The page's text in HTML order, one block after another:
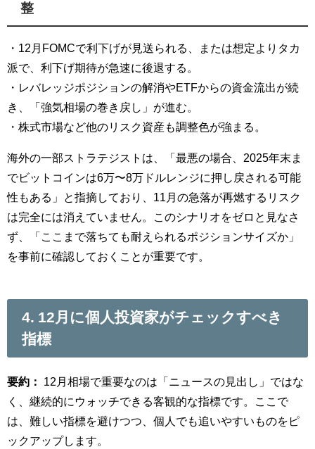
整
・12月FOMCで利下げが見送られる、または想定よりタカ
派で、利下げ期待が急速に後退する。
・レバレッジポジションの解消やETFからの資金流出が続
き、「強気相場の巻き戻し」が進む。
・株式市場など他のリスク資産も調整色が強まる。
海外の一部ストラテジストは、「最悪の場合、2025年末ま
でビットコインは6万〜8万ドルレンジに押し戻される可能
性もある」と指摘しており、11月の急落が再燃するリスク
は完全には消えていません。このシナリオをゼロと見なさ
ず、「ここまで落ちても耐えられるポジションサイズか」
を事前に確認しておくことが重要です。
4. 12月に個人投資家がチェックすべき
指標
要約：
12月相場で重要なのは「ニュースの見出し」ではな
く、継続的にウォッチできる客観的な指標です。ここで
は、難しい指標を避けつつ、個人でも追いやすいものをピ
ックアップします。